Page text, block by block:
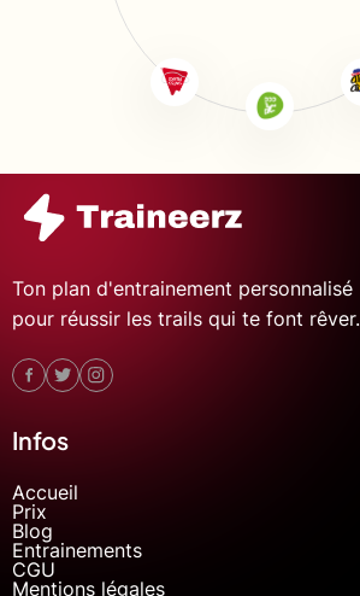
Ton plan d'entrainement personnalisé
pour réussir les trails qui te font rêver.
Infos
Accueil
Prix
Blog
Entrainements
CGU
Mentions légales